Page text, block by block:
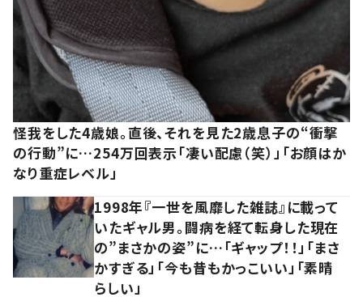
怪我をした4歳娘。直後、それを見た2歳息子の“衝撃
の行動”に…254万回表示「凄い配慮（笑）」「お顔はか
なり重症レベル」
1998年『一世を風靡した雑誌』に載って
いたギャル男。闘病を経て転身した現在
の”まさかの姿”に…「ギャップ！！」「まさ
かすぎる」「今も昔もかっこいい」「素晴
らしい」